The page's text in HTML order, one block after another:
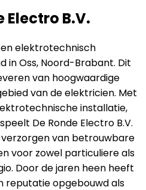
Electro B.V.
elektrotechnisch
in Oss, Noord-Brabant. Dit
van hoogwaardige
van de elektricien. Met
installatie,
De Ronde Electro B.V.
van betrouwbare
voor zowel particuliere als
Door de jaren heen heeft
reputatie opgebouwd als